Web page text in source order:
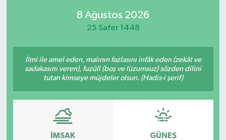
8 Ağustos 2026
25 Safer 1448
İlmi ile amel eden, malının fazlasını infâk eden (zekât ve
sadakasını veren), fuzûlî (boş ve lüzumsuz) sözden dilini
tutan kimseye müjdeler olsun. (Hadis-i şerif)
İMSAK GÜNEŞ